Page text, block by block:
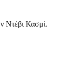
Ντέβι Κασμί.